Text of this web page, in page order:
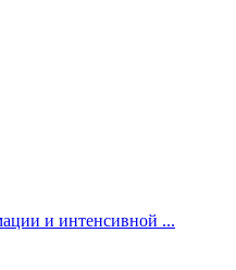
и интенсивной ...